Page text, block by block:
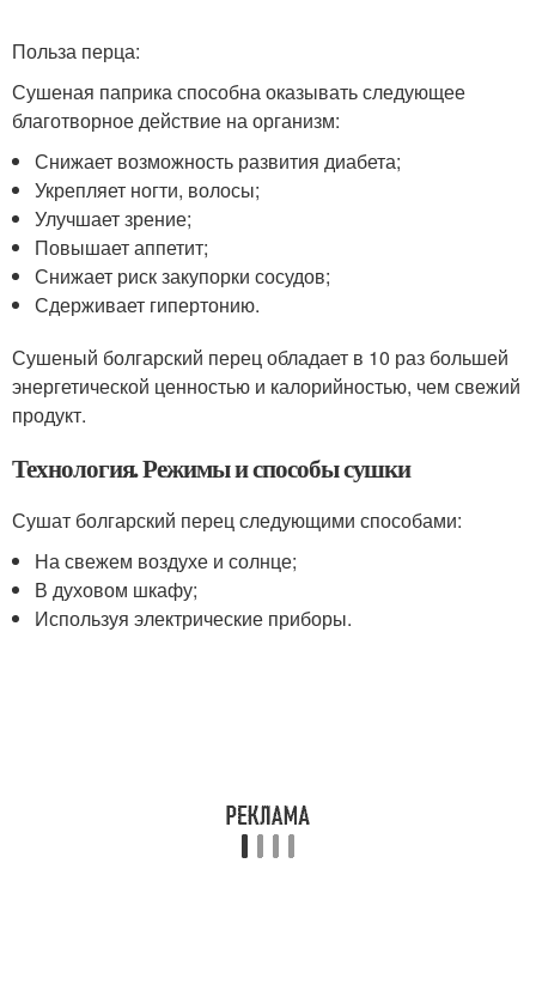
Польза перца:
Сушеная паприка способна оказывать следующее
благотворное действие на организм:
Снижает возможность развития диабета;
Укрепляет ногти, волосы;
Улучшает зрение;
Повышает аппетит;
Снижает риск закупорки сосудов;
Сдерживает гипертонию.
Сушеный болгарский перец обладает в 10 раз большей
энергетической ценностью и калорийностью, чем свежий
продукт.
Технология. Режимы и способы сушки
Сушат болгарский перец следующими способами:
На свежем воздухе и солнце;
В духовом шкафу;
Используя электрические приборы.